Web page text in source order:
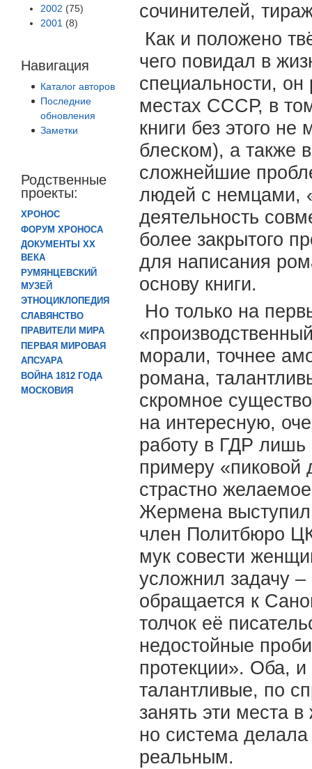
2002 (75)
2001 (8)
Навигация
Каталог авторов
Последние
обновления
Заметки
Родственные
проекты:
ХРОНОС
ФОРУМ ХРОНОСА
ДОКУМЕНТЫ XX
ВЕКА
РУМЯНЦЕВСКИЙ
МУЗЕЙ
ЭТНОЦИКЛОПЕДИЯ
СЛАВЯНСТВО
ПРАВИТЕЛИ МИРА
ПЕРВАЯ МИРОВАЯ
АПСУАРА
ВОЙНА 1812 ГОДА
МОСКОВИЯ
сочинителей,
Как и положено
чего повидал в
специальности, он
местах СССР, в
книги без этого
блеском), а также
сложнейшие
людей с немцами,
деятельность
более закрытого
для написания
основу книги.
Но только на
морали, точнее
романа,
скромное
на интересную,
работу в ГДР лишь
примеру «пиковой
страстно
Жермена
член Политбюро
мук совести
усложнил задачу –
обращается к
толчок её
недостойные
протекции». Оба,
талантливые, по
занять эти места
но система
реальным.